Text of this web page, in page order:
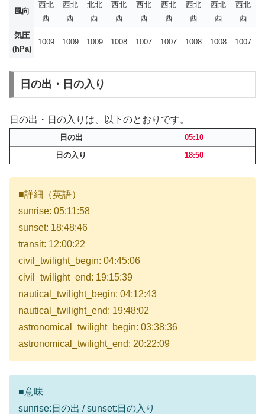
風向
西北
西
西北
西
北北
西
西北
西
西北
西
西北
西
西北
西
西北
西
西北
西
気圧
(hPa)
1009 1009 1009 1008 1007 1007 1008 1008 1007
日の出・日の入り
日の出・日の入りは、以下のとおりです。
日の出
05:10
日の入り
18:50
■詳細（英語）
sunrise: 05:11:58
sunset: 18:48:46
transit: 12:00:22
civil_twilight_begin: 04:45:06
civil_twilight_end: 19:15:39
nautical_twilight_begin: 04:12:43
nautical_twilight_end: 19:48:02
astronomical_twilight_begin: 03:38:36
astronomical_twilight_end: 20:22:09
■意味
sunrise:日の出 / sunset:日の入り